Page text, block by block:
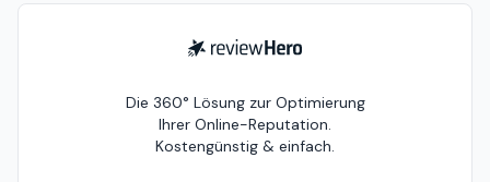
ReviewHero
Die 360° Lösung zur Optimierung
Ihrer Online-Reputation.
Kostengünstig & einfach.